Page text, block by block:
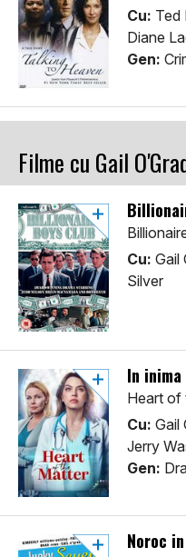
Cu: Ted
Diane
Gen:
Filme cu Gail
Cu: Gail
Silver
În
Heart of
Cu: Gail
Jerry
Gen:
Noroc